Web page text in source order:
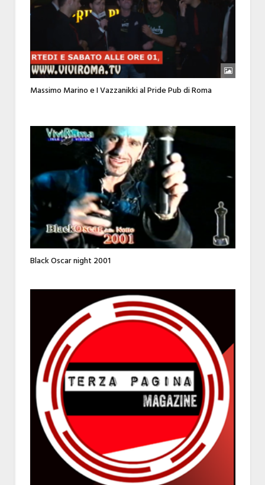
Massimo Marino e I Vazzanikki al Pride Pub di Roma
Black Oscar night 2001